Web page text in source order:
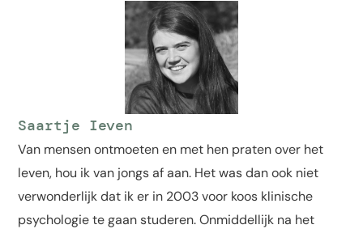
Saartje Ieven
Van mensen ontmoeten en met hen praten over het
leven, hou ik van jongs af aan. Het was dan ook niet
verwonderlijk dat ik er in 2003 voor koos klinische
psychologie te gaan studeren. Onmiddellijk na het